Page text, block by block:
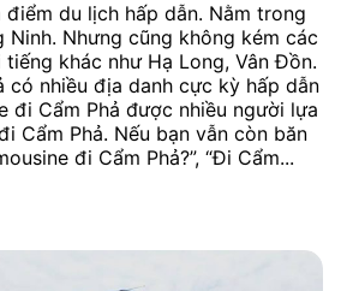
điểm du lịch hấp dẫn. Nằm trong
Ninh. Nhưng cũng không kém các
khác như Hạ Long, Vân Đồn.
có nhiều địa danh cực kỳ hấp dẫn
đi Cẩm Phả được nhiều người lựa
Cẩm Phả. Nếu bạn vẫn còn băn
đi Cẩm Phả?”, “Đi Cẩm...